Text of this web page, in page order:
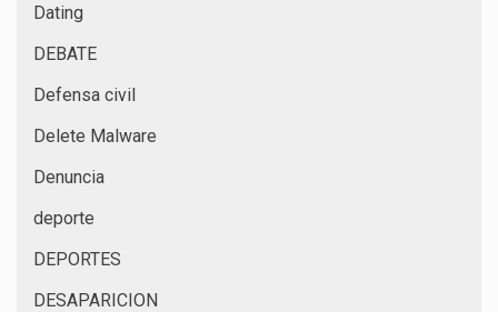
Dating
DEBATE
Defensa civil
Delete Malware
Denuncia
deporte
DEPORTES
DESAPARICION